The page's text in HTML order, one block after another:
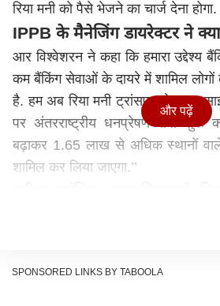
रिया मनी को पैसे भेजने का चार्ज देना होगा.
IPPB के मैनेजिंग डायरेक्टर ने
आर विश्वेशरन ने कहा कि हमारा उद्देश्य
कम बैंकिंग सेवाओं के दायरे में शामिल
है. हम अब रिया मनी ट्रांसफर के साथ
पर अंतरराष्ट्रीय धनप्रेषण सेवा शुरू
बढ़ाकर 1.65 लाख से अधिक स्थानों
शामिल कर लिया जाएगा.’’
और पढ़ें
SPONSORED LINKS BY TABOOLA